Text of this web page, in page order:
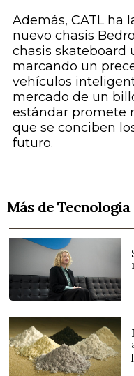
Además, CATL ha
nuevo chasis
chasis skateboard
marcando un
vehículos
mercado de un
estándar promete
que se conciben
futuro.
Más de Tecnología